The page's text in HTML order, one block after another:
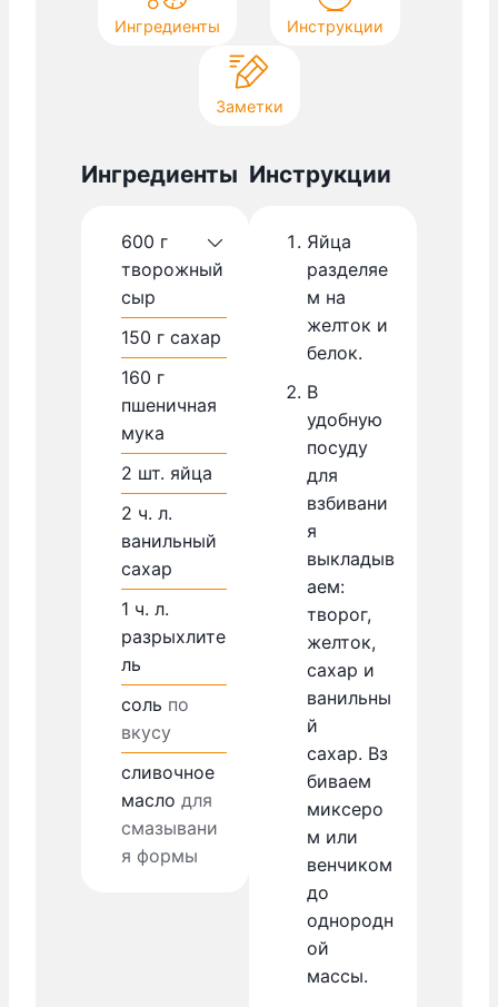
Ингредиенты Инструкции
Заметки
Ингредиенты
600 г
творожный
сыр
150 г сахар
160 г
пшеничная
мука
2 шт. яйца
2 ч. л.
ванильный
сахар
1 ч. л.
разрыхлите
ль
соль по
вкусу
сливочное
масло для
смазывани
я формы
Инструкции
Яйца
разделяе
м на
желток и
белок.
В
удобную
посуду
для
взбивани
я
выкладыв
аем:
творог,
желток,
сахар и
ванильны
й
сахар. Вз
биваем
миксеро
м или
венчиком
до
однородн
ой
массы.